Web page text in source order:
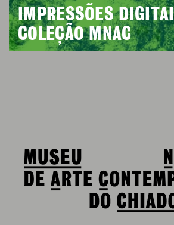
IMPRESSÕES
COLEÇÃO MNAC